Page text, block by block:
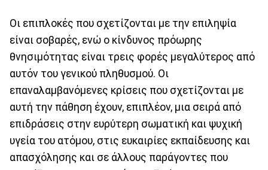
Οι επιπλοκές που σχετίζονται με την επιληψία
είναι σοβαρές, ενώ ο κίνδυνος πρόωρης
θνησιμότητας είναι τρεις φορές μεγαλύτερος από
αυτόν του γενικού πληθυσμού. Οι
επαναλαμβανόμενες κρίσεις που σχετίζονται με
αυτή την πάθηση έχουν, επιπλέον, μια σειρά από
επιδράσεις στην ευρύτερη σωματική και ψυχική
υγεία του ατόμου, στις ευκαιρίες εκπαίδευσης και
απασχόλησης και σε άλλους παράγοντες που